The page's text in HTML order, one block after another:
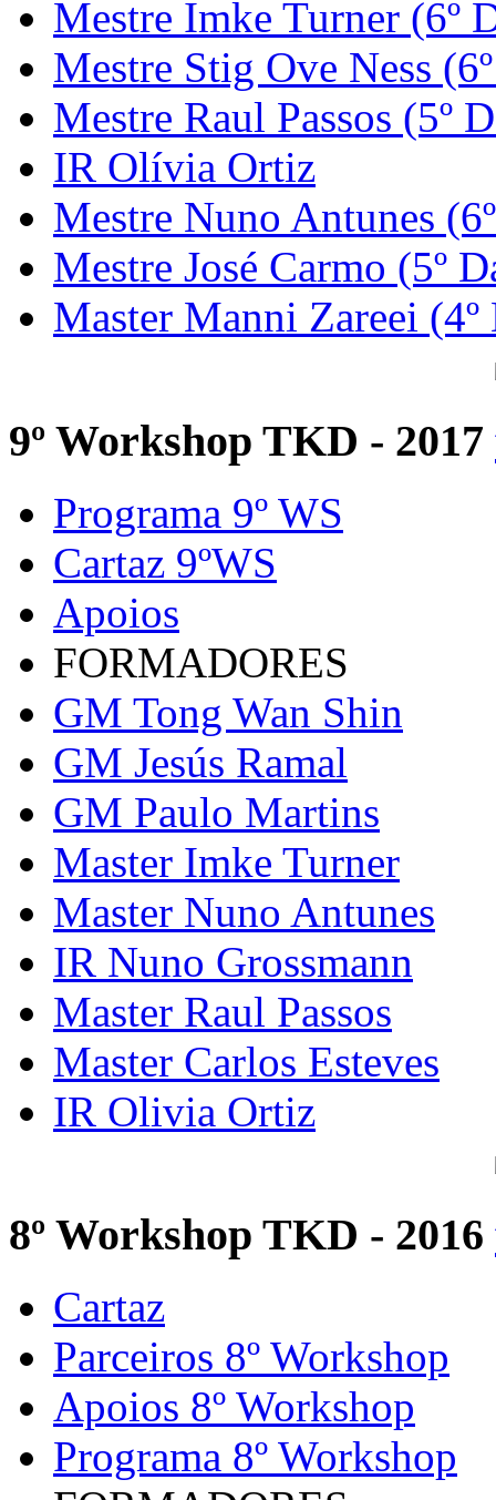
Mestre Imke Turner (6º
Mestre Stig Ove Ness
Mestre Raul Passos (5º
IR Olívia Ortiz
Mestre Nuno Antunes
Mestre José Carmo (5º
Master Manni Zareei (4º
9º Workshop TKD - 2017
Programa 9º WS
Cartaz 9ºWS
Apoios
FORMADORES
GM Tong Wan Shin
GM Jesús Ramal
GM Paulo Martins
Master Imke Turner
Master Nuno Antunes
IR Nuno Grossmann
Master Raul Passos
Master Carlos Esteves
IR Olivia Ortiz
8º Workshop TKD - 2016
Cartaz
Parceiros 8º Workshop
Apoios 8º Workshop
Programa 8º Workshop